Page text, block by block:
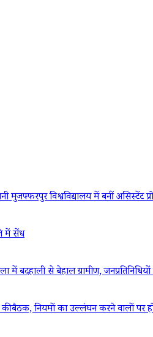
मुजफ्फरपुर विश्वविद्यालय में बनीं असिस्टेंट
में सेंध
से बेहाल ग्रामीण, जनप्रतिनिधियों
बैठक, नियमों का उल्लंघन करने वालों पर